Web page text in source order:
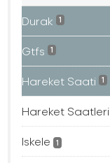
Durak 1
Gtfs 1
Hareket Saati 1
Hareket Saatleri
Iskele 1